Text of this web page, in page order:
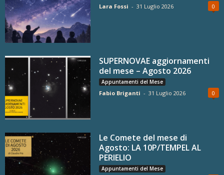
Lara Fossi - 31 Luglio 2026 0
SUPERNOVAE aggiornamenti
del mese – Agosto 2026
Appuntamenti del Mese
Fabio Briganti - 31 Luglio 2026 0
Le Comete del mese di
Agosto: LA 10P/TEMPEL AL
PERIELIO
Appuntamenti del Mese